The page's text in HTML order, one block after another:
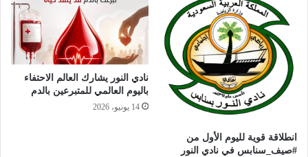
انطلاقة قوية لليوم الأول من
#صيف_سنابس في نادي النور
نادي النور يشارك العالم الاحتفاء
باليوم العالمي للمتبرعين بالدم
14 يونيو، 2026